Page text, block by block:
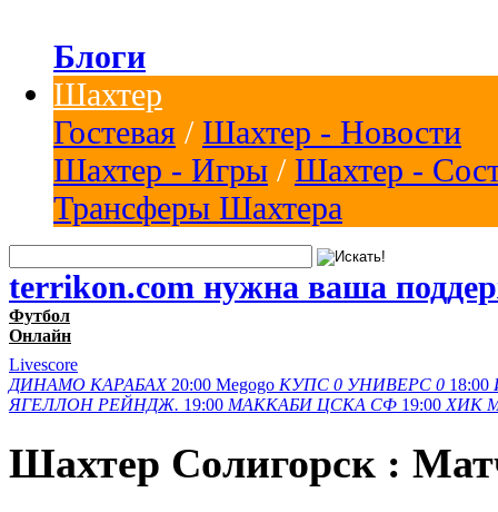
Блоги
Шахтер
Гостевая / Шахтер - Новости
Шахтер - Игры / Шахтер -
Трансферы Шахтера
terrikon.com нужна ваша
Футбол
Онлайн
Livescore
ДИНАМО КАРАБАХ 20:00 Megogo КУПС 0 УНИВЕРС 0 18:00
ЯГЕЛЛОН РЕЙНДЖ. 19:00 МАККАБИ ЦСКА СФ 19:00 ХИК
Шахтер Солигорск :